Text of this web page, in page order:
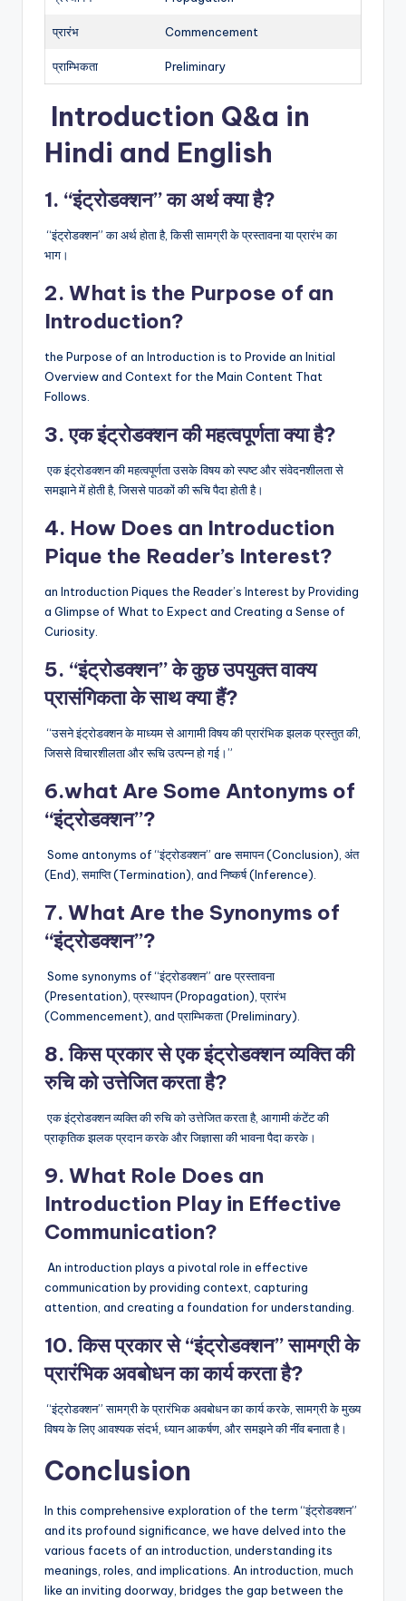
प्रारंभ Commencement
प्राम्भिकता Preliminary
Introduction Q&a in
Hindi and English
1. “इंट्रोडक्शन” का अर्थ क्या है?
“इंट्रोडक्शन” का अर्थ होता है, किसी सामग्री के प्रस्तावना या प्रारंभ का
भाग।
2. What is the Purpose of an
Introduction?
the Purpose of an Introduction is to Provide an Initial
Overview and Context for the Main Content That
Follows.
3. एक इंट्रोडक्शन की महत्वपूर्णता क्या है?
एक इंट्रोडक्शन की महत्वपूर्णता उसके विषय को स्पष्ट और संवेदनशीलता से
समझाने में होती है, जिससे पाठकों की रूचि पैदा होती है।
4. How Does an Introduction
Pique the Reader’s Interest?
an Introduction Piques the Reader’s Interest by Providing
a Glimpse of What to Expect and Creating a Sense of
Curiosity.
5. “इंट्रोडक्शन” के कुछ उपयुक्त वाक्य
प्रासंगिकता के साथ क्या हैं?
“उसने इंट्रोडक्शन के माध्यम से आगामी विषय की प्रारंभिक झलक प्रस्तुत की,
जिससे विचारशीलता और रूचि उत्पन्न हो गई।”
6.what Are Some Antonyms of
“इंट्रोडक्शन”?
Some antonyms of “इंट्रोडक्शन” are समापन (Conclusion), अंत
(End), समाप्ति (Termination), and निष्कर्ष (Inference).
7. What Are the Synonyms of
“इंट्रोडक्शन”?
Some synonyms of “इंट्रोडक्शन” are प्रस्तावना
(Presentation), प्रस्थापन (Propagation), प्रारंभ
(Commencement), and प्राम्भिकता (Preliminary).
8. किस प्रकार से एक इंट्रोडक्शन व्यक्ति की
रुचि को उत्तेजित करता है?
एक इंट्रोडक्शन व्यक्ति की रुचि को उत्तेजित करता है, आगामी कंटेंट की
प्राकृतिक झलक प्रदान करके और जिज्ञासा की भावना पैदा करके।
9. What Role Does an
Introduction Play in Effective
Communication?
An introduction plays a pivotal role in effective
communication by providing context, capturing
attention, and creating a foundation for understanding.
10. किस प्रकार से “इंट्रोडक्शन” सामग्री के
प्रारंभिक अवबोधन का कार्य करता है?
“इंट्रोडक्शन” सामग्री के प्रारंभिक अवबोधन का कार्य करके, सामग्री के मुख्य
विषय के लिए आवश्यक संदर्भ, ध्यान आकर्षण, और समझने की नींव बनाता है।
Conclusion
In this comprehensive exploration of the term “इंट्रोडक्शन”
and its profound significance, we have delved into the
various facets of an introduction, understanding its
meanings, roles, and implications. An introduction, much
like an inviting doorway, bridges the gap between the